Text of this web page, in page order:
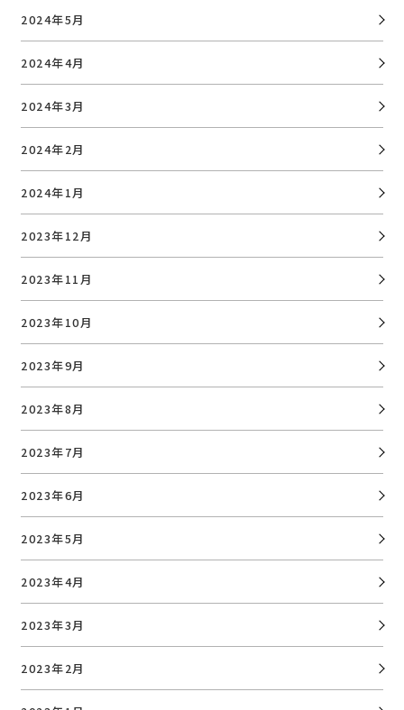
2024年5月
2024年4月
2024年3月
2024年2月
2024年1月
2023年12月
2023年11月
2023年10月
2023年9月
2023年8月
2023年7月
2023年6月
2023年5月
2023年4月
2023年3月
2023年2月